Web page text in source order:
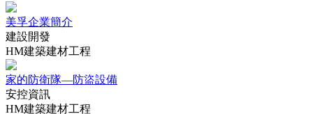
美孚企業簡介
建設開發
HM建築建材工程
家的防衛隊—防盜設備
安控資訊
HM建築建材工程